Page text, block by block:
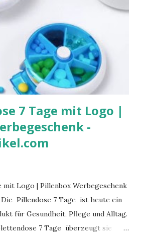
7 Tage mit Logo |
-
mit Logo | Pillenbox Werbegeschenk
Pillendose 7 Tage ist heute ein
für Gesundheit, Pflege und Alltag.
7 Tage überzeugt sie